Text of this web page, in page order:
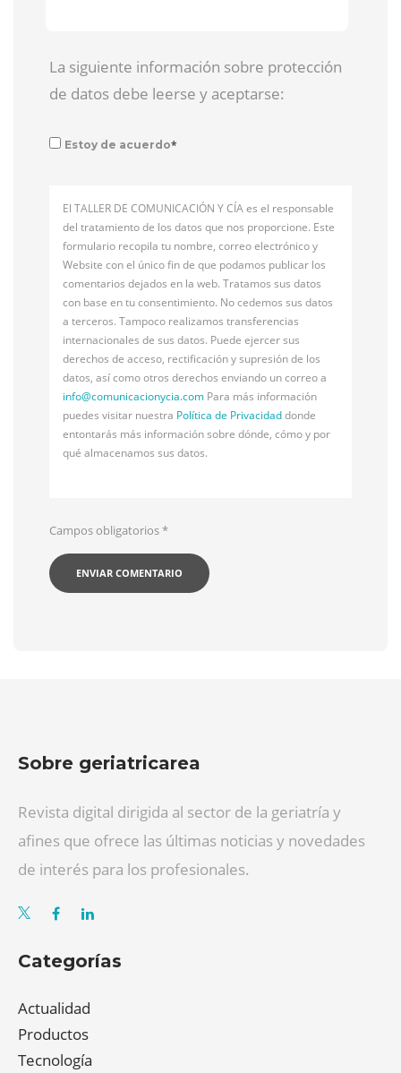
La siguiente información sobre protección
de datos debe leerse y aceptarse:
Estoy de acuerdo*
El TALLER DE COMUNICACIÓN Y CÍA es el responsable
del tratamiento de los datos que nos proporcione. Este
formulario recopila tu nombre, correo electrónico y
Website con el único fin de que podamos publicar los
comentarios dejados en la web. Tratamos sus datos
con base en tu consentimiento. No cedemos sus datos
a terceros. Tampoco realizamos transferencias
internacionales de sus datos. Puede ejercer sus
derechos de acceso, rectificación y supresión de los
datos, así como otros derechos enviando un correo a
info@comunicacionycia.com Para más información
puedes visitar nuestra Política de Privacidaddonde
entontarás más información sobre dónde, cómo y por
qué almacenamos sus datos.
Campos obligatorios*
Sobre geriatricarea
Revista digital dirigida al sector de la geriatría y
afines que ofrece las últimas noticias y novedades
de interés para los profesionales.
Categorías
Actualidad
Productos
Tecnología